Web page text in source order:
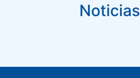
Noticias